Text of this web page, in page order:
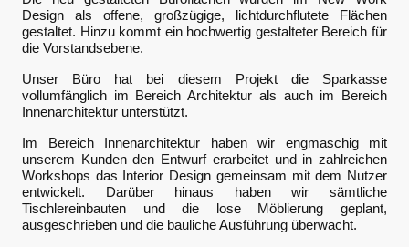
Design als offene, großzügige, lichtdurchflutete Flächen
gestaltet. Hinzu kommt ein hochwertig gestalteter Bereich für
die Vorstandsebene.
Unser Büro hat bei diesem Projekt die Sparkasse
vollumfänglich im Bereich Architektur als auch im Bereich
Innenarchitektur unterstützt.
Im Bereich Innenarchitektur haben wir engmaschig mit
unserem Kunden den Entwurf erarbeitet und in zahlreichen
Workshops das Interior Design gemeinsam mit dem Nutzer
entwickelt. Darüber hinaus haben wir sämtliche
Tischlereinbauten und die lose Möblierung geplant,
ausgeschrieben und die bauliche Ausführung überwacht.